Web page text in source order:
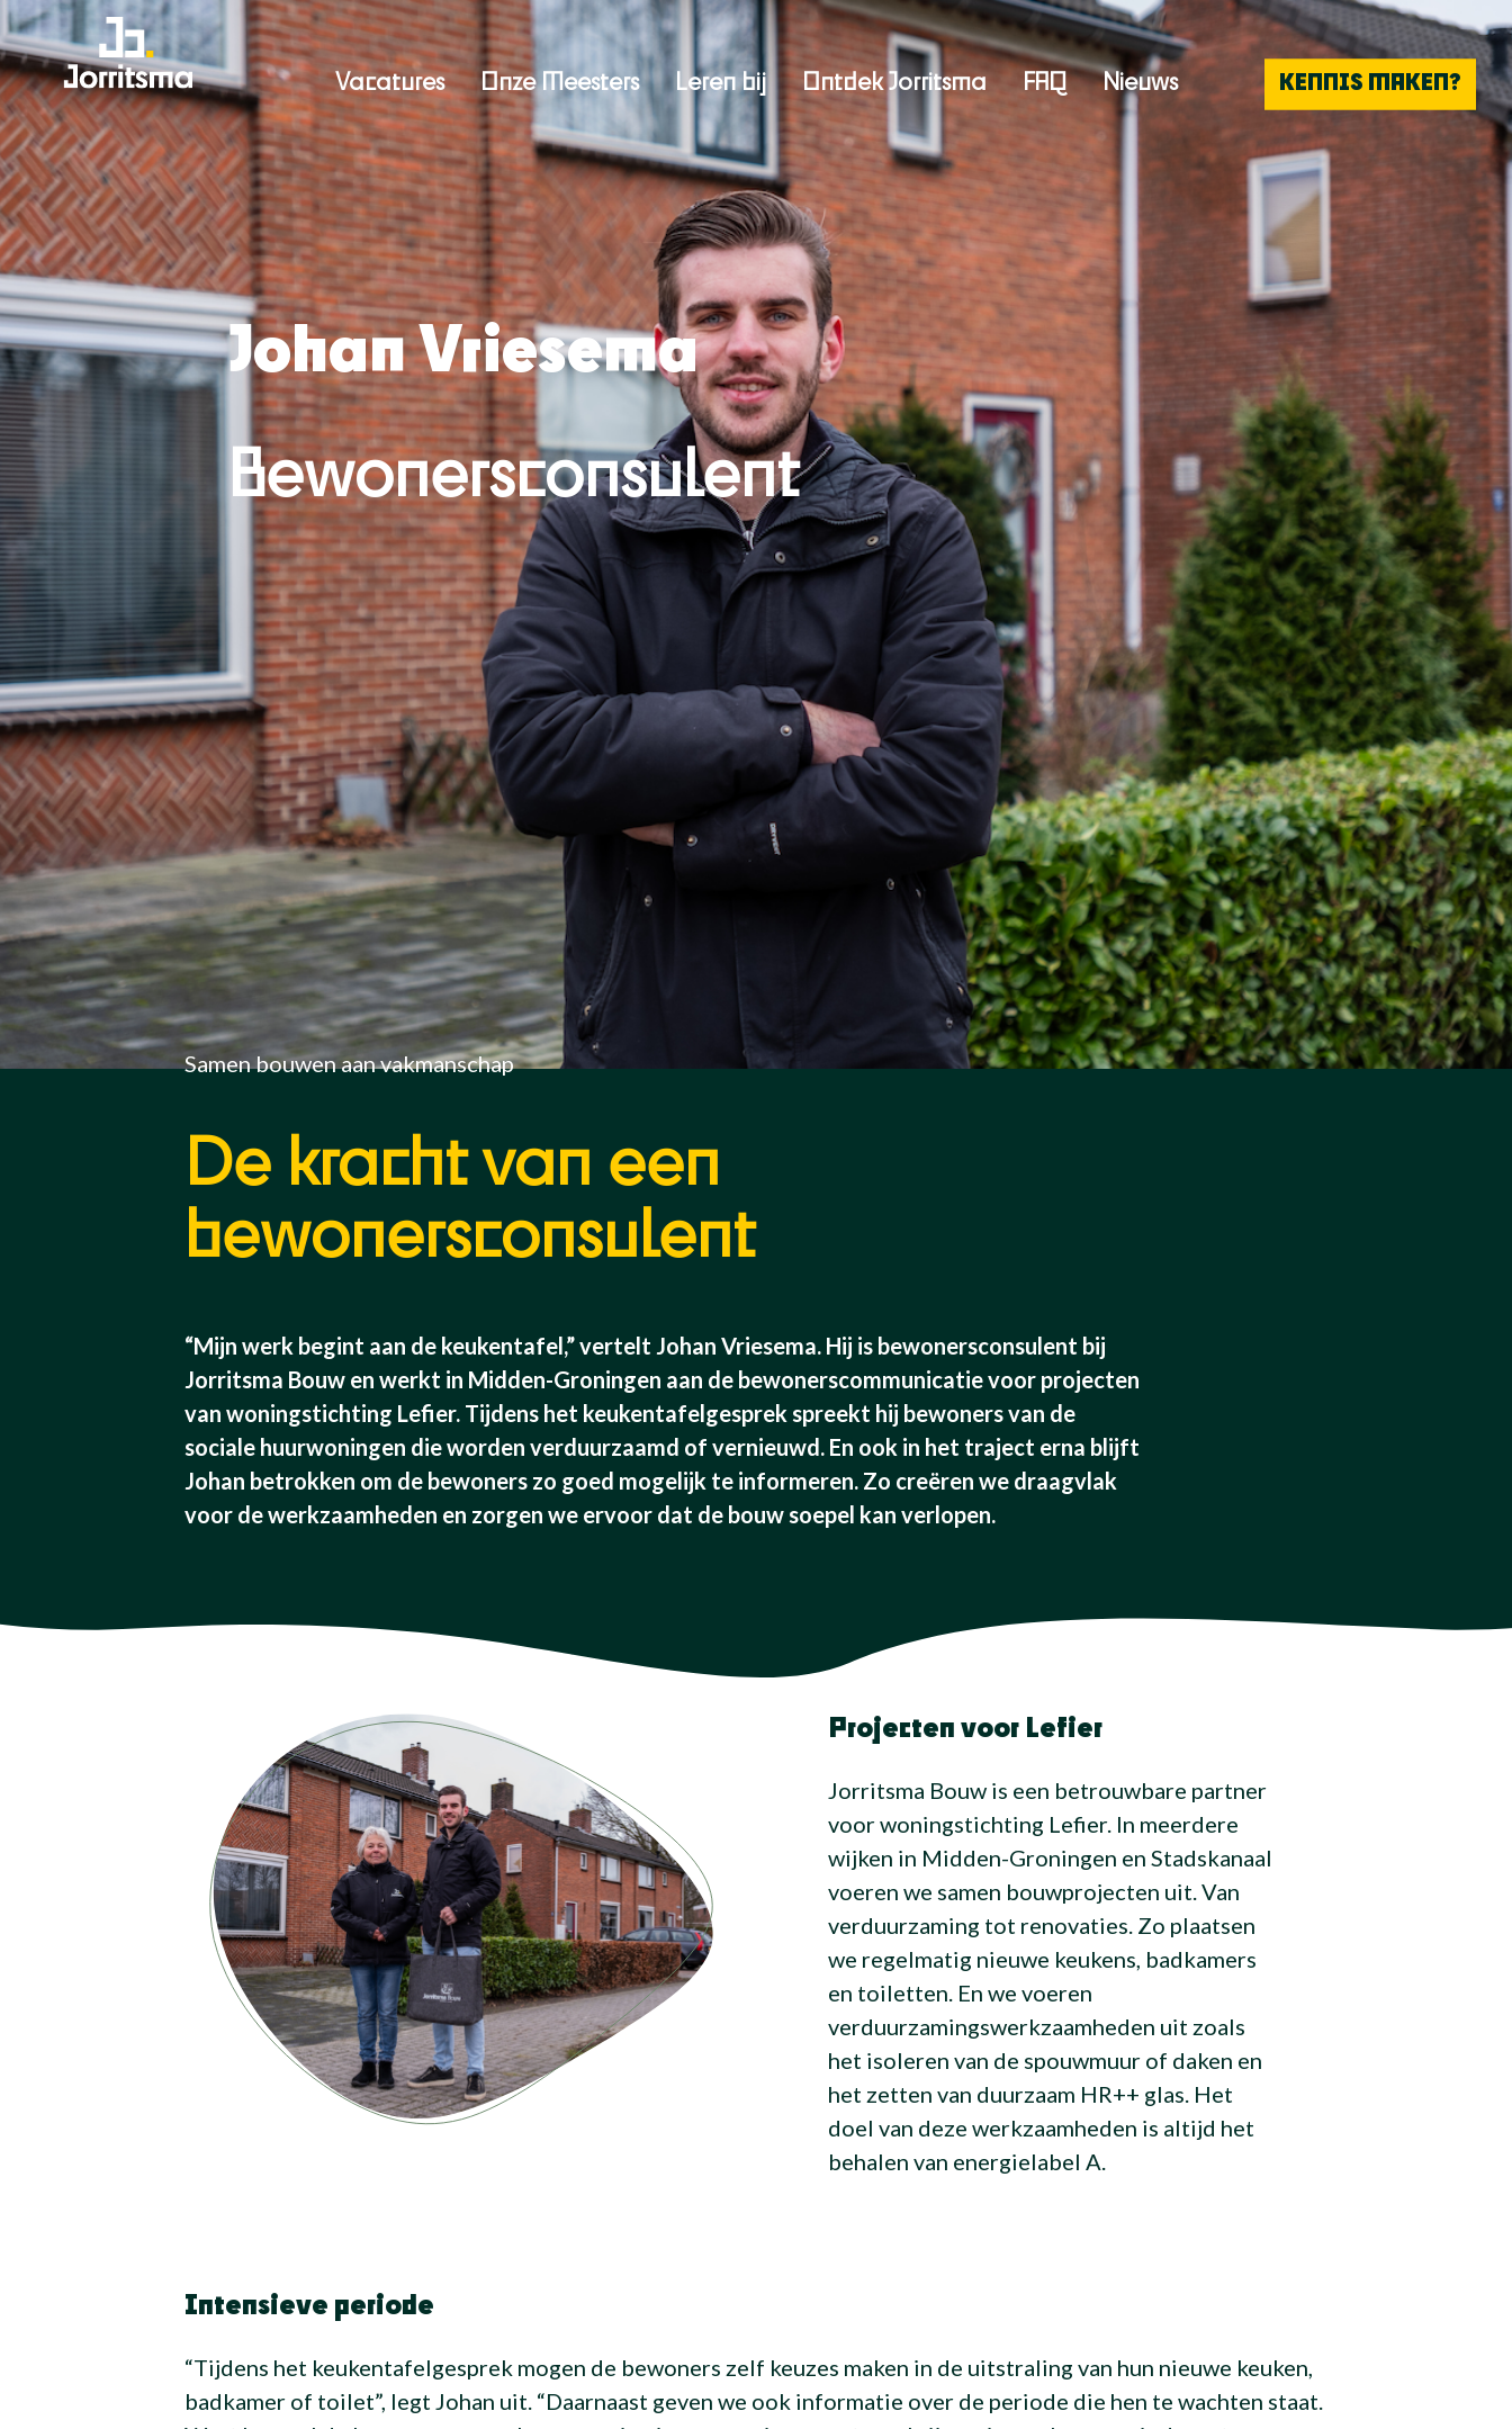
Vacatures Onze Meesters Leren bij Ontdek Jorritsma FAQ Nieuws KENNIS MAKEN?
Johan Vriesema
Bewonersconsulent
Samen bouwen aan vakmanschap
De kracht van een
bewonersconsulent
“Mijn werk begint aan de keukentafel,” vertelt Johan Vriesema. Hij is bewonersconsulent bij
Jorritsma Bouw en werkt in Midden-Groningen aan de bewonerscommunicatie voor projecten
van woningstichting Lefier. Tijdens het keukentafelgesprek spreekt hij bewoners van de
sociale huurwoningen die worden verduurzaamd of vernieuwd. En ook in het traject erna blijft
Johan betrokken om de bewoners zo goed mogelijk te informeren. Zo creëren we draagvlak
voor de werkzaamheden en zorgen we ervoor dat de bouw soepel kan verlopen.
Projecten voor Lefier
Jorritsma Bouw is een betrouwbare partner
voor woningstichting Lefier. In meerdere
wijken in Midden-Groningen en Stadskanaal
voeren we samen bouwprojecten uit. Van
verduurzaming tot renovaties. Zo plaatsen
we regelmatig nieuwe keukens, badkamers
en toiletten. En we voeren
verduurzamingswerkzaamheden uit zoals
het isoleren van de spouwmuur of daken en
het zetten van duurzaam HR++ glas. Het
doel van deze werkzaamheden is altijd het
behalen van energielabel A.
Intensieve periode
“Tijdens het keukentafelgesprek mogen de bewoners zelf keuzes maken in de uitstraling van hun nieuwe keuken,
badkamer of toilet”, legt Johan uit. “Daarnaast geven we ook informatie over de periode die hen te wachten staat.